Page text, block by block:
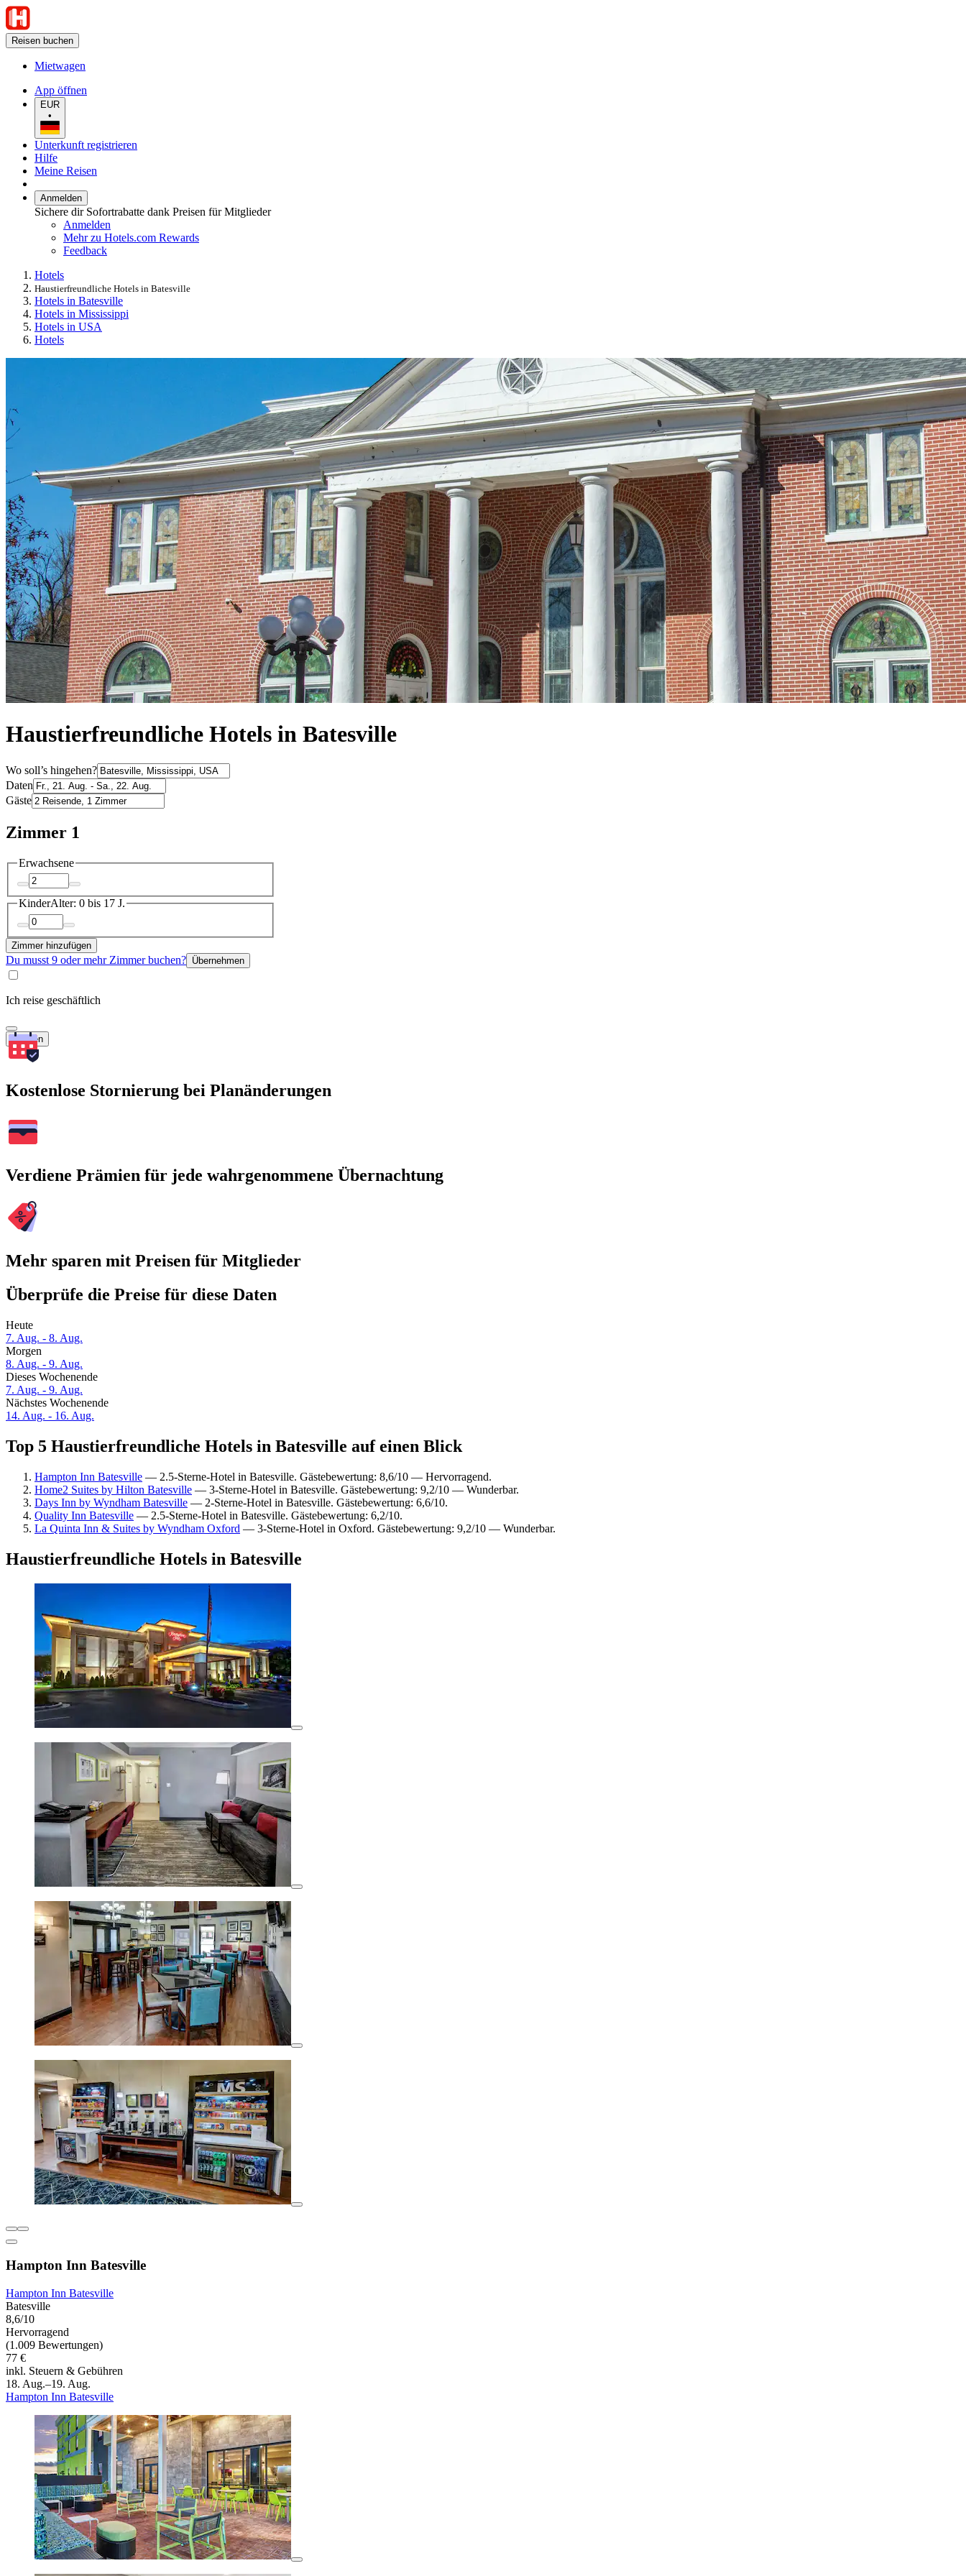
Reisen buchen
Mietwagen
App öffnen
EUR
•
Unterkunft registrieren
Hilfe
Meine Reisen
Anmelden
Sichere dir Sofortrabatte dank Preisen für Mitglieder
Anmelden
Mehr zu Hotels.com Rewards
Feedback
Hotels
Haustierfreundliche Hotels in Batesville
Hotels in Batesville
Hotels in Mississippi
Hotels in USA
Hotels
Haustierfreundliche Hotels in Batesville
Wo soll’s hingehen?
Daten
Gäste
Zimmer 1
Erwachsene
KinderAlter: 0 bis 17 J.
Zimmer hinzufügen
Du musst 9 oder mehr Zimmer buchen? Übernehmen
Ich reise geschäftlich
Suchen
Kostenlose Stornierung bei Planänderungen
Verdiene Prämien für jede wahrgenommene Übernachtung
Mehr sparen mit Preisen für Mitglieder
Überprüfe die Preise für diese Daten
Heute
7. Aug. - 8. Aug.
Morgen
8. Aug. - 9. Aug.
Dieses Wochenende
7. Aug. - 9. Aug.
Nächstes Wochenende
14. Aug. - 16. Aug.
Top 5 Haustierfreundliche Hotels in Batesville auf einen Blick
Hampton Inn Batesville — 2.5-Sterne-Hotel in Batesville. Gästebewertung: 8,6/10 — Hervorragend.
Home2 Suites by Hilton Batesville — 3-Sterne-Hotel in Batesville. Gästebewertung: 9,2/10 — Wunderbar.
Days Inn by Wyndham Batesville — 2-Sterne-Hotel in Batesville. Gästebewertung: 6,6/10.
Quality Inn Batesville — 2.5-Sterne-Hotel in Batesville. Gästebewertung: 6,2/10.
La Quinta Inn & Suites by Wyndham Oxford — 3-Sterne-Hotel in Oxford. Gästebewertung: 9,2/10 — Wunderbar.
Haustierfreundliche Hotels in Batesville
Hampton Inn Batesville
Hampton Inn Batesville
Batesville
8,6/10
Hervorragend
(1.009 Bewertungen)
77 €
inkl. Steuern & Gebühren
18. Aug.–19. Aug.
Hampton Inn Batesville